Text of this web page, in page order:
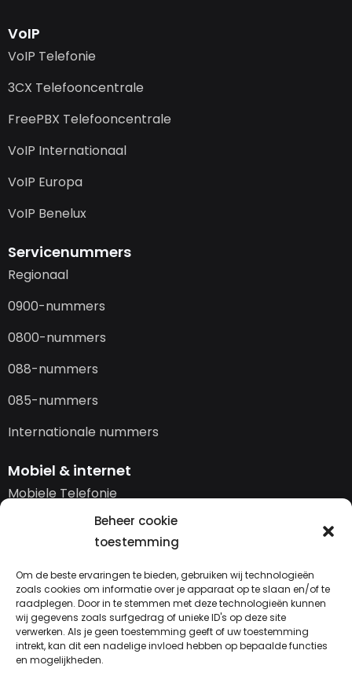
Beheer cookie
toestemming
Om de beste ervaringen te bieden, gebruiken wij technologieën
zoals cookies om informatie over je apparaat op te slaan en/of te
raadplegen. Door in te stemmen met deze technologieën kunnen
wij gegevens zoals surfgedrag of unieke ID's op deze site
verwerken. Als je geen toestemming geeft of uw toestemming
intrekt, kan dit een nadelige invloed hebben op bepaalde functies
en mogelijkheden.
VoIP
VoIP Telefonie
3CX Telefooncentrale
FreePBX Telefooncentrale
VoIP Internationaal
VoIP Europa
VoIP Benelux
Servicenummers
Regionaal
0900-nummers
0800-nummers
088-nummers
085-nummers
Internationale nummers
Mobiel & internet
Mobiele Telefonie
Vast op Mobiel | Connect AI
Datakaart
Glasvezel verbinding
Back-UP oplossingen